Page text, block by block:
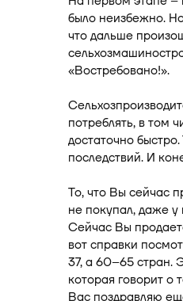
было неизбежно.
что дальше
«Востребовано!».
потреблять, в том
достаточно
последствий. И
То, что Вы сейчас
не покупал, даже у
Сейчас Вы
вот справки
37, а 60–65 стран.
которая говорит о
Вас поздравляю